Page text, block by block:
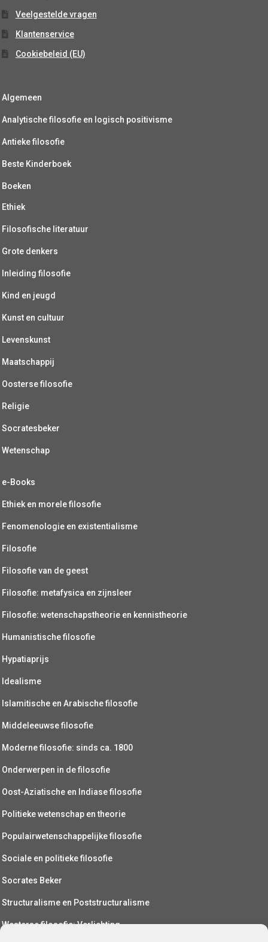
Veelgestelde vragen
Klantenservice
Cookiebeleid (EU)
Algemeen
Analytische filosofie en logisch positivisme
Antieke filosofie
Beste Kinderboek
Boeken
Ethiek
Filosofische literatuur
Grote denkers
Inleiding filosofie
Kind en jeugd
Kunst en cultuur
Levenskunst
Maatschappij
Oosterse filosofie
Religie
Socratesbeker
Wetenschap
e-Books
Ethiek en morele filosofie
Fenomenologie en existentialisme
Filosofie
Filosofie van de geest
Filosofie: metafysica en zijnsleer
Filosofie: wetenschapstheorie en kennistheorie
Humanistische filosofie
Hypatiaprijs
Idealisme
Islamitische en Arabische filosofie
Middeleeuwse filosofie
Moderne filosofie: sinds ca. 1800
Onderwerpen in de filosofie
Oost-Aziatische en Indiase filosofie
Politieke wetenschap en theorie
Populairwetenschappelijke filosofie
Sociale en politieke filosofie
Socrates Beker
Structuralisme en Poststructuralisme
Westerse filosofie: Verlichting